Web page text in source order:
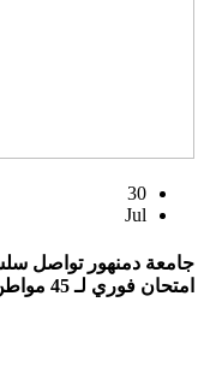
30
Jul
جامعة دمنهور تواصل
امتحان فوري لـ 45 مواطن أمي بمركز الأبعادية ب